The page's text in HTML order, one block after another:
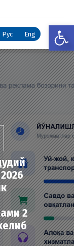
Рус Eng
2